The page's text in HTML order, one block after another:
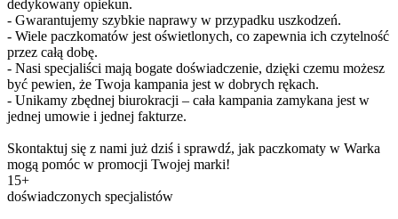
dedykowany opiekun.
- Gwarantujemy szybkie naprawy w przypadku uszkodzeń.
- Wiele paczkomatów jest oświetlonych, co zapewnia ich czytelność
przez całą dobę.
- Nasi specjaliści mają bogate doświadczenie, dzięki czemu możesz
być pewien, że Twoja kampania jest w dobrych rękach.
- Unikamy zbędnej biurokracji – cała kampania zamykana jest w
jednej umowie i jednej fakturze.
Skontaktuj się z nami już dziś i sprawdź, jak paczkomaty w Warka
mogą pomóc w promocji Twojej marki!
15+
doświadczonych specjalistów